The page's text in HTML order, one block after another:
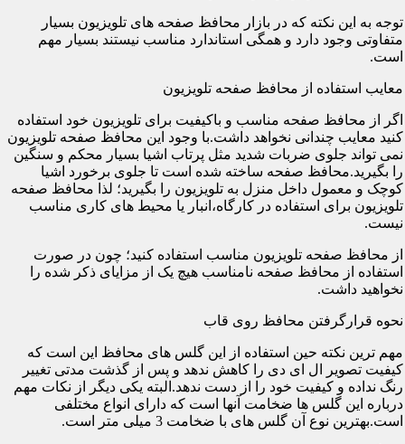
توجه به این نکته که در بازار محافظ صفحه های تلویزیون بسیار
متفاوتی وجود دارد و همگی استاندارد مناسب نیستند بسیار مهم
است.
معایب استفاده از محافظ صفحه تلویزیون
اگر از محافظ صفحه مناسب و باکیفیت برای تلویزیون خود استفاده
کنید معایب چندانی نخواهد داشت.با وجود این محافظ صفحه تلویزیون
نمی تواند جلوی ضربات شدید مثل پرتاب اشیا بسیار محکم و سنگین
را بگیرید.محافظ صفحه ساخته شده است تا جلوی برخورد اشیا
کوچک و معمول داخل منزل به تلویزیون را بگیرید؛ لذا محافظ صفحه
تلویزیون برای استفاده در کارگاه،انبار یا محیط های کاری مناسب
نیست.
از محافظ صفحه تلویزیون مناسب استفاده کنید؛ چون در صورت
استفاده از محافظ صفحه نامناسب هیچ یک از مزایای ذکر شده را
نخواهید داشت.
نحوه قرارگرفتن محافظ روی قاب
مهم ترین نکته حین استفاده از این گلس های محافظ این است که
کیفیت تصویر ال ای دی را کاهش ندهد و پس از گذشت مدتی تغییر
رنگ نداده و کیفیت خود را از دست ندهد.البته یکی دیگر از نکات مهم
درباره این گلس ها ضخامت آنها است که دارای انواع مختلفی
است.بهترین نوع آن گلس های با ضخامت 3 میلی متر است.